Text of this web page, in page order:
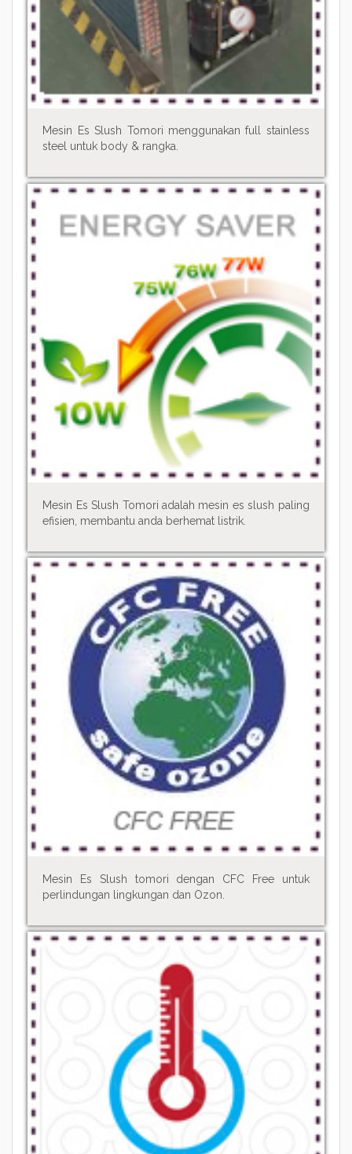
Mesin Es Slush Tomori menggunakan full stainless
steel untuk body & rangka.
Mesin Es Slush Tomori adalah mesin es slush paling
efisien, membantu anda berhemat listrik.
Mesin Es Slush tomori dengan CFC Free untuk
perlindungan lingkungan dan Ozon.